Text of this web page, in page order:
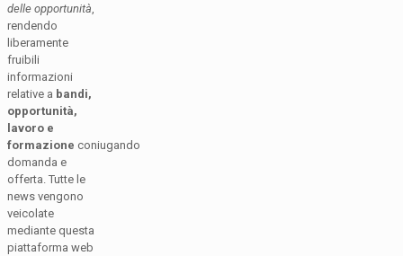
delle opportunità
rendendo
liberamente
fruibili
informazioni
relative a bandi,
opportunità,
lavoro e
formazione coniugando
domanda e
offerta. Tutte le
news vengono
veicolate
mediante questa
piattaforma web